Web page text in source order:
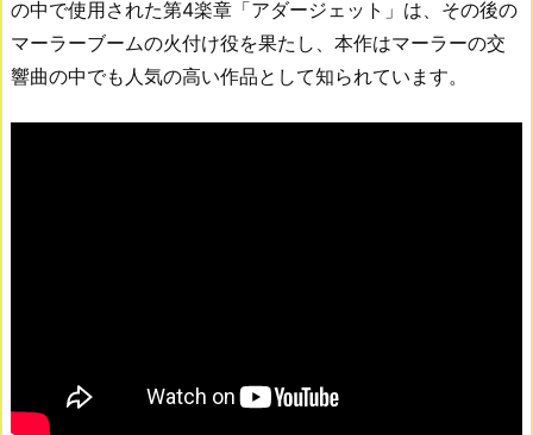
の中で使用された第4楽章「アダージェット」は、その後の
マーラーブームの火付け役を果たし、本作はマーラーの交
響曲の中でも人気の高い作品として知られています。